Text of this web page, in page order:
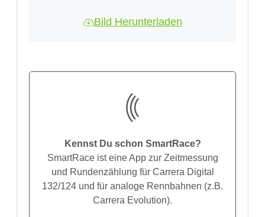
Bild Herunterladen
Kennst Du schon SmartRace?
SmartRace ist eine App zur Zeitmessung
und Rundenzählung für Carrera Digital
132/124 und für analoge Rennbahnen (z.B.
Carrera Evolution).